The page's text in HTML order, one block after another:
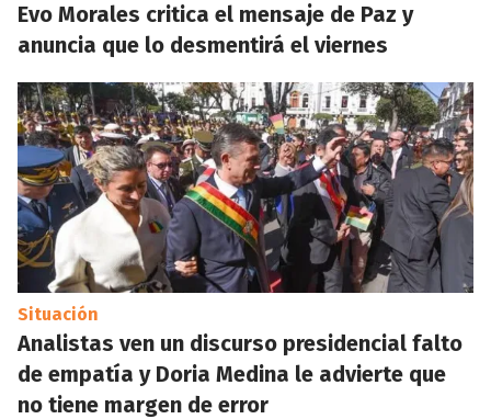
Evo Morales critica el mensaje de Paz y
anuncia que lo desmentirá el viernes
Situación
Analistas ven un discurso presidencial falto
de empatía y Doria Medina le advierte que
no tiene margen de error